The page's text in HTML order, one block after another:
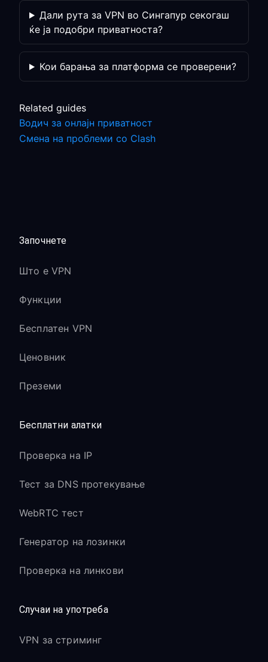
Дали рута за VPN во Сингапур секогаш
ќе ја подобри приватноста?
Кои барања за платформа се проверени?
Related guides
Водич за онлајн приватност
Смена на проблеми со Clash
Започнете
Што е VPN
Функции
Бесплатен VPN
Ценовник
Преземи
Бесплатни алатки
Проверка на IP
Тест за DNS протекување
WebRTC тест
Генератор на лозинки
Проверка на линкови
Случаи на употреба
VPN за стриминг